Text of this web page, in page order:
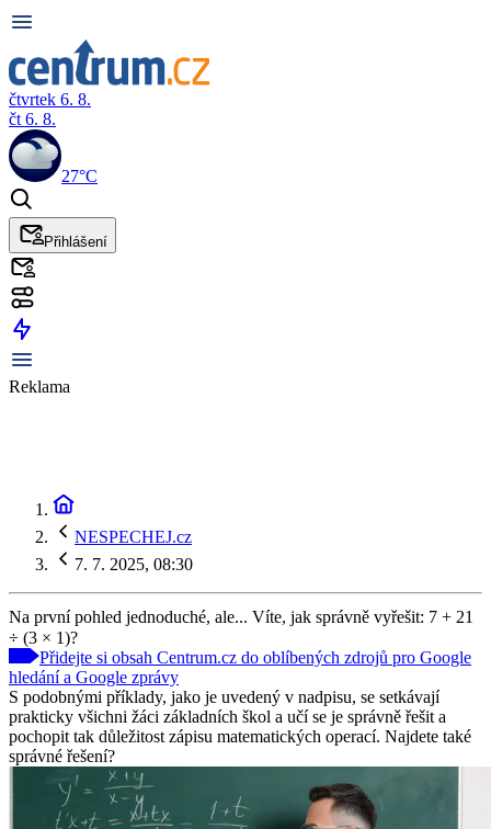
čtvrtek 6. 8.
čt 6. 8.
27°C
Přihlášení
Reklama
NESPECHEJ.cz
7. 7. 2025, 08:30
Na první pohled jednoduché, ale... Víte, jak správně vyřešit: 7 + 21
÷ (3 × 1)?
Přidejte si obsah Centrum.cz do oblíbených zdrojů pro Google
hledání a Google zprávy
S podobnými příklady, jako je uvedený v nadpisu, se setkávají
prakticky všichni žáci základních škol a učí se je správně řešit a
pochopit tak důležitost zápisu matematických operací. Najdete také
správné řešení?